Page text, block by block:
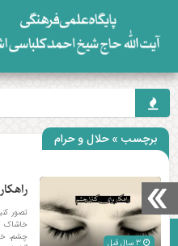
صفحه نخست
برچسب » حلال و حرام
خاشاک
چشم،